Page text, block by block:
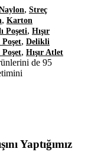
, Streç
, Karton
Poşeti, Hışır
, Delikli
, Hışır Atlet
de 95
Yaptığımız